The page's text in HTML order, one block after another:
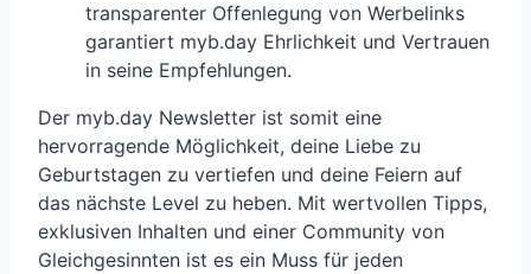
transparenter Offenlegung von Werbelinks
garantiert myb.day Ehrlichkeit und Vertrauen
in seine Empfehlungen.
Der myb.day Newsletter ist somit eine
hervorragende Möglichkeit, deine Liebe zu
Geburtstagen zu vertiefen und deine Feiern auf
das nächste Level zu heben. Mit wertvollen Tipps,
exklusiven Inhalten und einer Community von
Gleichgesinnten ist es ein Muss für jeden